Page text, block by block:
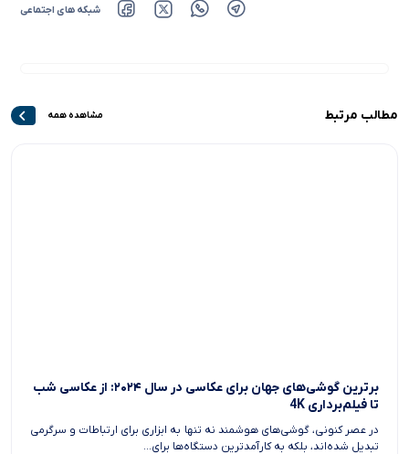
شبکه های اجتماعی
مطالب مرتبط مشاهده همه
برترین گوشی‌های جهان برای عکاسی در سال ۲۰۲۴: از عکاسی شب
تا فیلم‌برداری 4K
در عصر کنونی، گوشی‌های هوشمند نه تنها به ابزاری برای ارتباطات و سرگرمی
تبدیل شده‌اند، بلکه به کارآمدترین دستگاه‌ها برای...